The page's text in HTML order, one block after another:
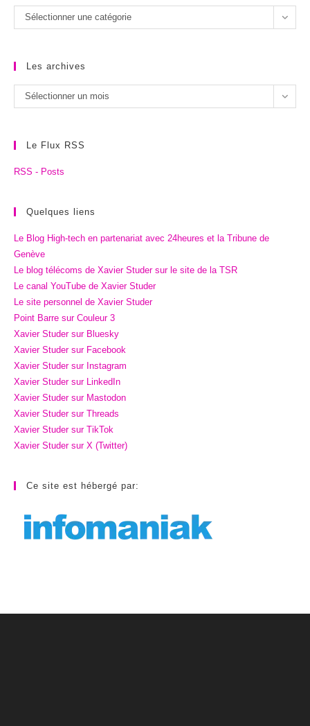
Les
catégories
Sélectionner une catégorie
Les archives
Les
archives
Sélectionner un mois
Le Flux RSS
RSS - Posts
Quelques liens
Le Blog High-tech en partenariat avec 24heures et la Tribune de
Genève
Le blog télécoms de Xavier Studer sur le site de la TSR
Le canal YouTube de Xavier Studer
Le site personnel de Xavier Studer
Point Barre sur Couleur 3
Xavier Studer sur Bluesky
Xavier Studer sur Facebook
Xavier Studer sur Instagram
Xavier Studer sur LinkedIn
Xavier Studer sur Mastodon
Xavier Studer sur Threads
Xavier Studer sur TikTok
Xavier Studer sur X (Twitter)
Ce site est hébergé par: